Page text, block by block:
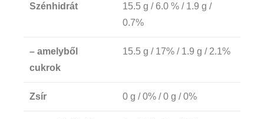
Szénhidrát
15.5 g / 6.0 % / 1.9 g /
0.7%
– amelyből
cukrok
15.5 g / 17% / 1.9 g / 2.1%
Zsír 0 g / 0% / 0 g / 0%